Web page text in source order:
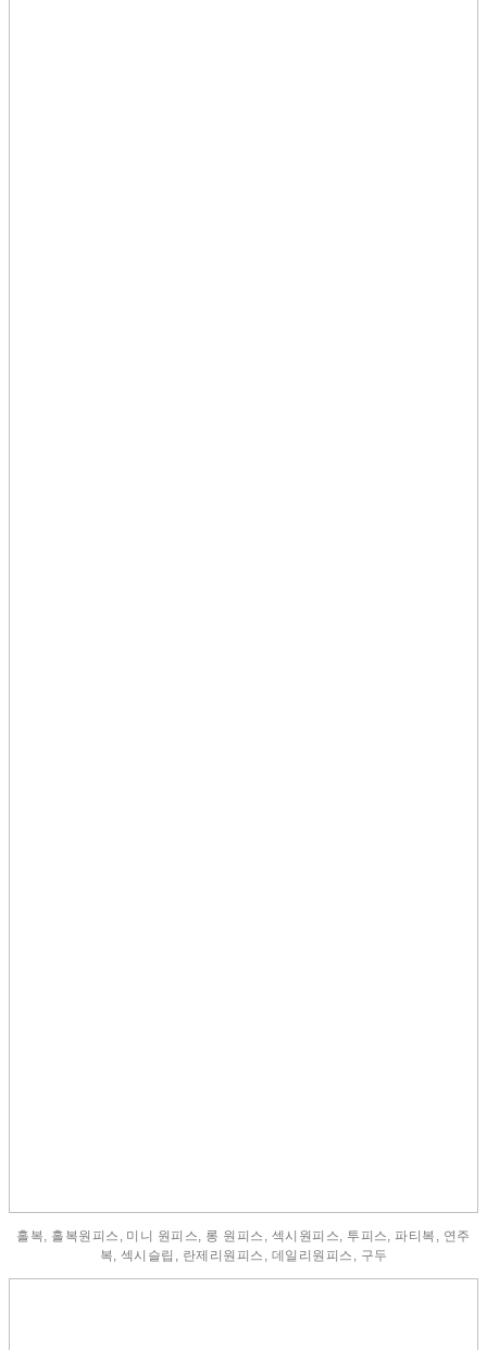
홀복, 홀복원피스, 미니 원피스, 롱 원피스, 섹시원피스, 투피스, 파티복, 연주
복, 섹시슬립, 란제리원피스, 데일리원피스, 구두